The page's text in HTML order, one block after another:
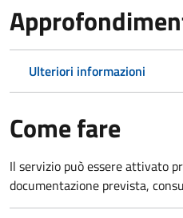
Ulteriori informazioni
Come fare
Il servizio può essere attivato
documentazione prevista,